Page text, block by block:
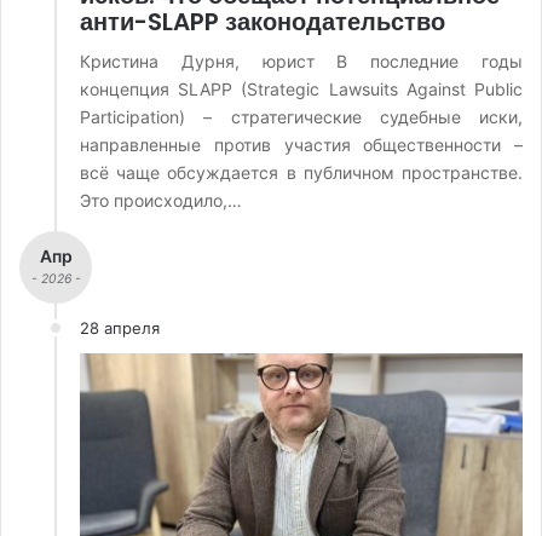
анти-SLAPP законодательство
Кристина Дурня, юрист В последние годы
концепция SLAPP (Strategic Lawsuits Against Public
Participation) – стратегические судебные иски,
направленные против участия общественности –
всё чаще обсуждается в публичном пространстве.
Это происходило,…
Апр
- 2026 -
28 апреля